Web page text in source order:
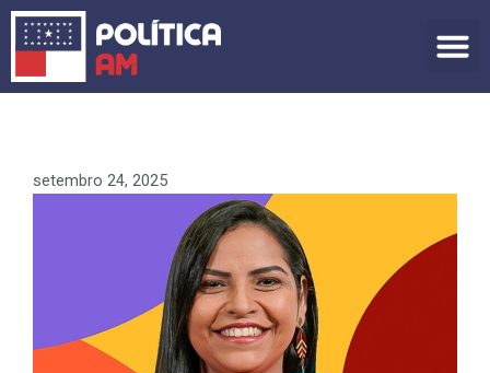
para
conteúdo
setembro 24, 2025